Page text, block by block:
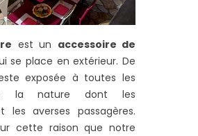
est un accessoire de
se place en extérieur. De
exposée à toutes les
la nature dont les
les averses passagères.
cette raison que notre